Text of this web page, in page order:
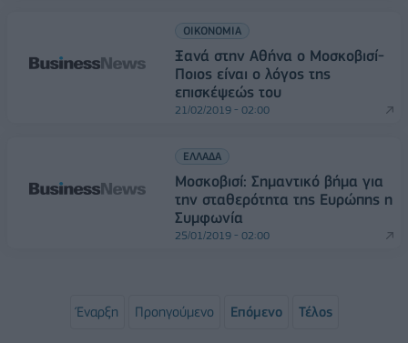
ΟΙΚΟΝΟΜΙΑ
Ξανά στην Αθήνα ο Μοσκοβισί-
Ποιος είναι ο λόγος της
επισκέψεώς του
21/02/2019 - 02:00
ΕΛΛΑΔΑ
Μοσκοβισί: Σημαντικό βήμα για
την σταθερότητα της Ευρώπης η
Συμφωνία
25/01/2019 - 02:00
Έναρξη Προηγούμενο Επόμενο Τέλος